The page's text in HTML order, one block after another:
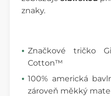
znaky.
Značkové tričko
Cotton™
100% americká
zároveň měkký